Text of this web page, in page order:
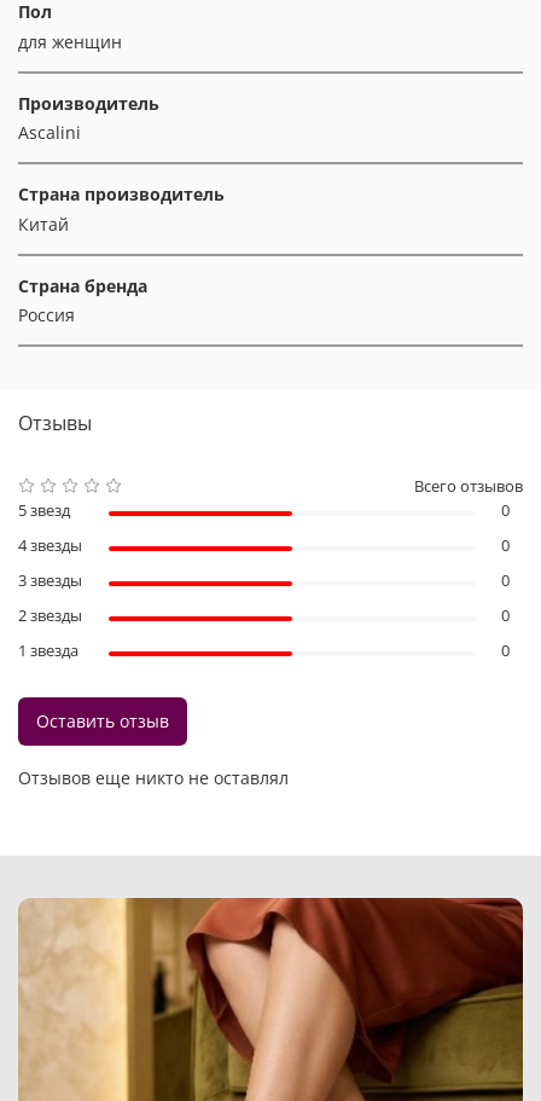
Пол
для женщин
Производитель
Ascalini
Страна производитель
Китай
Страна бренда
Россия
Отзывы
Отзывов еще никто не оставлял
Всего отзывов
5 звезд
0
4 звезды
0
3 звезды
0
2 звезды
0
1 звезда
0
Оставить отзыв